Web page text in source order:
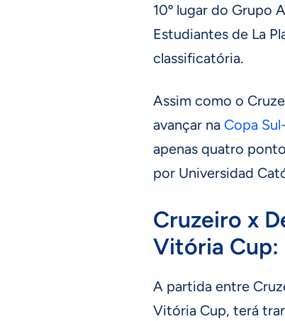
10º lugar do Grupo
Estudiantes de La
classificatória.
Assim como o
avançar na Copa
apenas quatro
por Universidad
Cruzeiro x
Vitória Cup:
A partida entre
Vitória Cup, terá